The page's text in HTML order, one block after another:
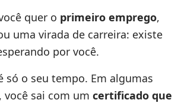
quer o primeiro emprego,
uma virada de carreira: existe
por você.
só o seu tempo. Em algumas
você sai com um certificado que